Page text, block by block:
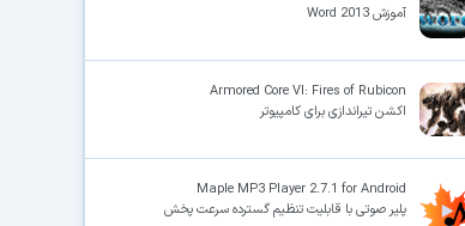
آموزش Word 2013
Armored Core VI: Fires of Rubicon
اکشن تیراندازی برای کامپیوتر
Maple MP3 Player 2.7.1 for Android
پلیر صوتی با قابلیت تنظیم گسترده سرعت پخش